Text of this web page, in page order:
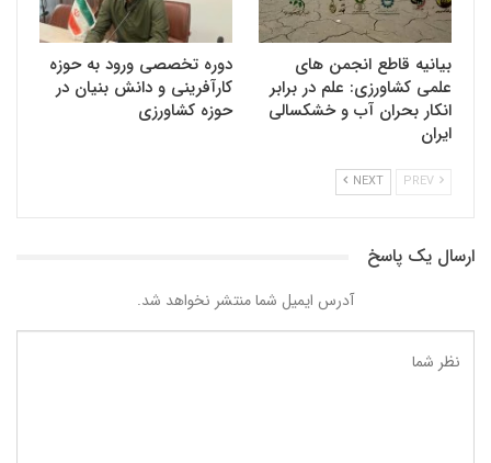
بیانیه قاطع انجمن های
علمی کشاورزی: علم در برابر
انکار بحران آب و خشکسالی
ایران
دوره تخصصی ورود به حوزه
کارآفرینی و دانش بنیان در
حوزه کشاورزی
NEXT
ارسال یک پاسخ
آدرس ایمیل شما منتشر نخواهد شد.